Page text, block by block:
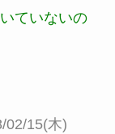
ていないの
02/15(木)